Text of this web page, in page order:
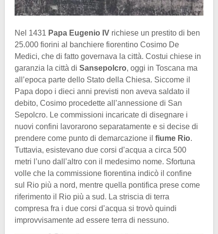
Nel 1431 Papa Eugenio IV richiese un prestito di ben
25.000 fiorini al banchiere fiorentino Cosimo De
Medici, che di fatto governava la città. Costui chiese in
garanzia la città di Sansepolcro, oggi in Toscana ma
all’epoca parte dello Stato della Chiesa. Siccome il
Papa dopo i dieci anni previsti non aveva saldato il
debito, Cosimo procedette all’annessione di San
Sepolcro. Le commissioni incaricate di disegnare i
nuovi confini lavorarono separatamente e si decise di
prendere come punto di demarcazione il fiume Rio.
Tuttavia, esistevano due corsi d’acqua a circa 500
metri l’uno dall’altro con il medesimo nome. Sfortuna
volle che la commissione fiorentina indicò il confine
sul Rio più a nord, mentre quella pontifica prese come
riferimento il Rio più a sud. La striscia di terra
compresa fra i due corsi d’acqua si trovò quindi
improvvisamente ad essere terra di nessuno.